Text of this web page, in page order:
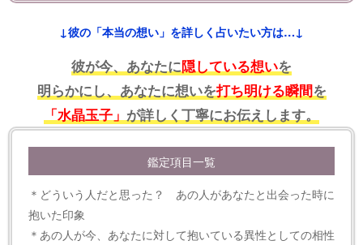
↓彼の「本当の想い」を詳しく占いたい方は…↓
彼が今、あなたに隠している想いを
明らかにし、あなたに想いを打ち明ける瞬間を
「水晶玉子」 が詳しく丁寧にお伝えします。
鑑定項目一覧
＊どういう人だと思った？ あの人があなたと出会った時に
抱いた印象
＊あの人が今、あなたに対して抱いている異性としての相性